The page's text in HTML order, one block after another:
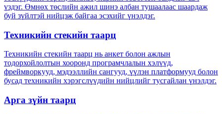
үздэг. Өмнөх төслийн ажил шинэ албан тушаалаас шаардаж
буй зүйлтэй нийцэж байгаа эсэхийг үнэлдэг.
Техникийн стекийн таарц
Техникийн стекийн таарц нь анкет болон ажлын
тодорхойлолтын хооронд програмчлалын хэлүүд,
фреймворкууд, мэдээллийн сангууд, үүлэн платформууд болон
бусад техникийн хэрэгслүүдийн нийцлийг тусгайлан үнэлдэг.
Арга зүйн таарц